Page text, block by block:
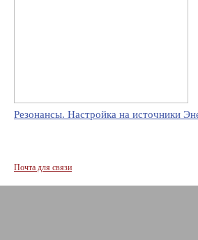
Резонансы. Настройка на источники
Почта для связи